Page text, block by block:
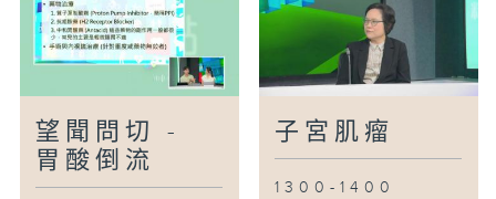
望聞問切 -
胃酸倒流
子宮肌瘤
1300-1400